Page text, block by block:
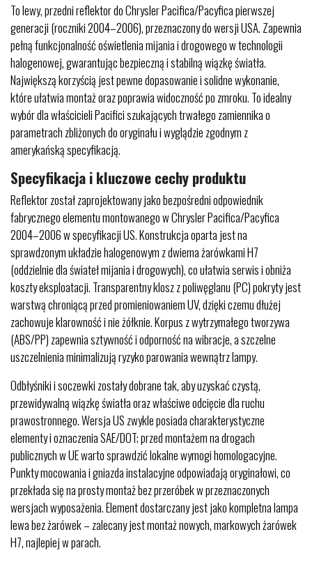
To lewy, przedni reflektor do Chrysler Pacifica/Pacyfica pierwszej
generacji (roczniki 2004–2006), przeznaczony do wersji USA. Zapewnia
pełną funkcjonalność oświetlenia mijania i drogowego w technologii
halogenowej, gwarantując bezpieczną i stabilną wiązkę światła.
Największą korzyścią jest pewne dopasowanie i solidne wykonanie,
które ułatwia montaż oraz poprawia widoczność po zmroku. To idealny
wybór dla właścicieli Pacifici szukających trwałego zamiennika o
parametrach zbliżonych do oryginału i wyglądzie zgodnym z
amerykańską specyfikacją.
Specyfikacja i kluczowe cechy produktu
Reflektor został zaprojektowany jako bezpośredni odpowiednik
fabrycznego elementu montowanego w Chrysler Pacifica/Pacyfica
2004–2006 w specyfikacji US. Konstrukcja oparta jest na
sprawdzonym układzie halogenowym z dwiema żarówkami H7
(oddzielnie dla świateł mijania i drogowych), co ułatwia serwis i obniża
koszty eksploatacji. Transparentny klosz z poliwęglanu (PC) pokryty jest
warstwą chroniącą przed promieniowaniem UV, dzięki czemu dłużej
zachowuje klarowność i nie żółknie. Korpus z wytrzymałego tworzywa
(ABS/PP) zapewnia sztywność i odporność na wibracje, a szczelne
uszczelnienia minimalizują ryzyko parowania wewnątrz lampy.
Odbłyśniki i soczewki zostały dobrane tak, aby uzyskać czystą,
przewidywalną wiązkę światła oraz właściwe odcięcie dla ruchu
prawostronnego. Wersja US zwykle posiada charakterystyczne
elementy i oznaczenia SAE/DOT; przed montażem na drogach
publicznych w UE warto sprawdzić lokalne wymogi homologacyjne.
Punkty mocowania i gniazda instalacyjne odpowiadają oryginałowi, co
przekłada się na prosty montaż bez przeróbek w przeznaczonych
wersjach wyposażenia. Element dostarczany jest jako kompletna lampa
lewa bez żarówek – zalecany jest montaż nowych, markowych żarówek
H7, najlepiej w parach.